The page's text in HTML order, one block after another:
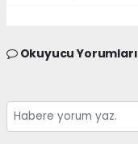
Okuyucu Yorumları